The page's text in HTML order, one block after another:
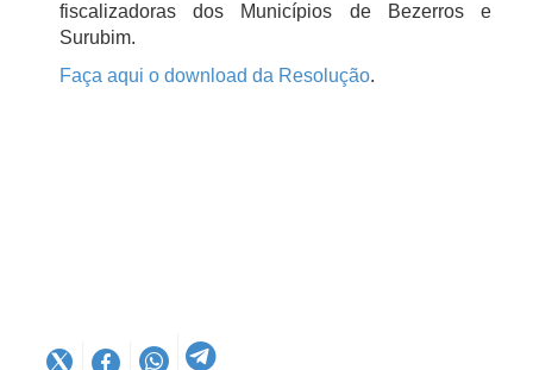
fiscalizadoras dos Municípios de Bezerros e
Surubim.
Faça aqui o download da Resolução.